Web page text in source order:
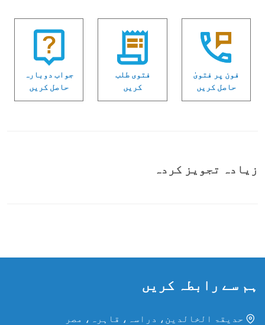
فون پر فتویٰ
حاصل کریں
فتوی طلب
کریں
جواب دوبارہ
حاصل کریں
زیادہ تجویز کردہ
ہم سے رابطہ کریں
حدیقۃ الخالدین، دراسہ، قاہرہ، مصر